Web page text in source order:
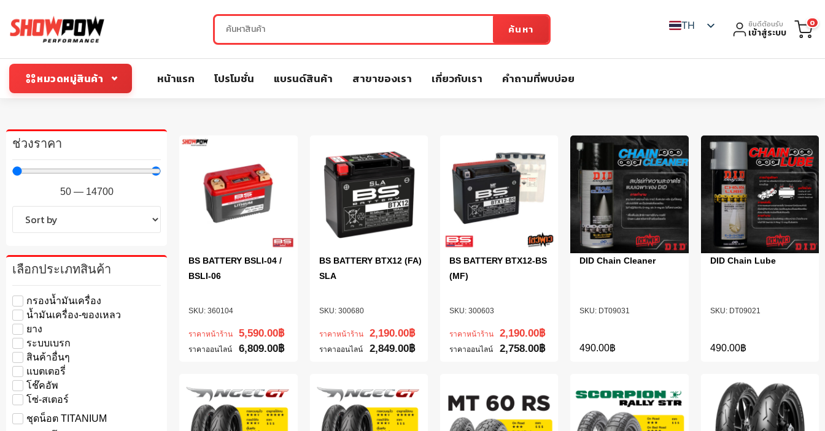
ค้นหา TH ยินดีต้อนรับ
เข้าสู่ระบบ
0
หมวดหมู่สินค้า หน้าแรก โปรโมชั่น แบรนด์สินค้า สาขาของเรา เกี่ยวกับเรา คำถามที่พบบ่อย
ช่วงราคา
50 — 14700
เลือกประเภทสินค้า
กรองน้ำมันเครื่อง
น้ำมันเครื่อง-ของเหลว
ยาง
ระบบเบรก
สินค้าอื่นๆ
แบตเตอรี่
โช๊คอัพ
โซ่-สเตอร์
ชุดน็อต TITANIUM
360104
BS BATTERY BSLI-04 /
BSLI-06
ราคาหน้าร้าน 5,590.00฿
ราคาออนไลน์ 6,809.00฿
300680
BS BATTERY BTX12 (FA)
SLA
ราคาหน้าร้าน 2,190.00฿
ราคาออนไลน์ 2,849.00฿
300603
BS BATTERY BTX12-BS
(MF)
ราคาหน้าร้าน 2,190.00฿
ราคาออนไลน์ 2,758.00฿
DT09031
DID Chain Cleaner
490.00฿
DT09021
DID Chain Lube
490.00฿